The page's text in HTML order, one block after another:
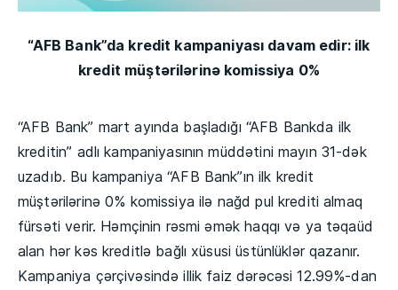
“AFB Bank”da kredit kampaniyası davam edir: ilk
kredit müştərilərinə komissiya 0%
“AFB Bank” mart ayında başladığı “AFB Bankda ilk
kreditin” adlı kampaniyasının müddətini mayın 31-dək
uzadıb. Bu kampaniya “AFB Bank”ın ilk kredit
müştərilərinə 0% komissiya ilə nağd pul krediti almaq
fürsəti verir. Həmçinin rəsmi əmək haqqı və ya təqaüd
alan hər kəs kreditlə bağlı xüsusi üstünlüklər qazanır.
Kampaniya çərçivəsində illik faiz dərəcəsi 12.99%-dan